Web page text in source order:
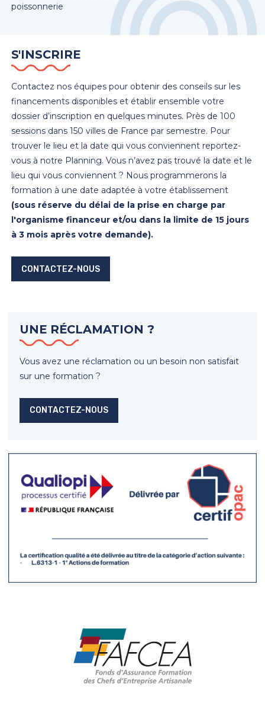
poissonnerie
S'INSCRIRE
Contactez nos équipes pour obtenir des conseils sur les
financements disponibles et établir ensemble votre
dossier d’inscription en quelques minutes. Près de 100
sessions dans 150 villes de France par semestre. Pour
trouver le lieu et la date qui vous conviennent reportez-
vous à notre Planning. Vous n’avez pas trouvé la date et le
lieu qui vous conviennent ? Nous programmerons la
formation à une date adaptée à votre établissement
(sous réserve du délai de la prise en charge par
l'organisme financeur et/ou dans la limite de 15 jours
à 3 mois après votre demande).
CONTACTEZ-NOUS
UNE RÉCLAMATION ?
Vous avez une réclamation ou un besoin non satisfait
sur une formation ?
CONTACTEZ-NOUS